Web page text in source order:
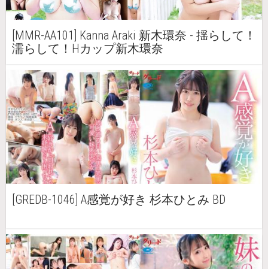
[MMR-AA101] Kanna Araki 新木環奈 - 揺らして！
濡らして！Hカップ新木環奈
[GREDB-1046] A感覚が好き 杉本ひとみ BD